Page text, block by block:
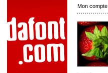
Mon compte